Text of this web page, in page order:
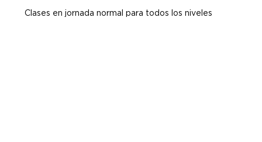
Clases en jornada normal para todos los niveles